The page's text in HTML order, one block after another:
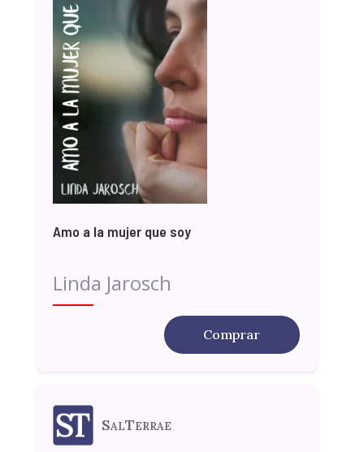
Amo a la mujer que soy
Linda Jarosch
Comprar
SalTerrae